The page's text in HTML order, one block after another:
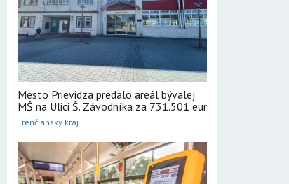
Mesto Prievidza predalo areál bývalej
MŠ na Ulici Š. Závodníka za 731.501 eur
Trenčiansky kraj